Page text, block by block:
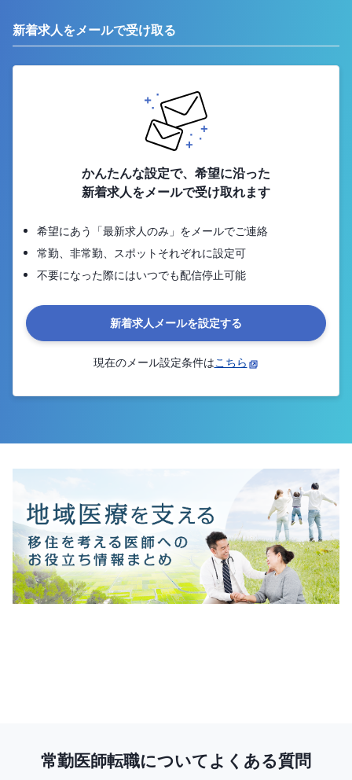
新着求人をメールで受け取る
かんたんな設定で、希望に沿った
新着求人をメールで受け取れます
希望にあう「最新求人のみ」をメールでご連絡
常勤、非常勤、スポットそれぞれに設定可
不要になった際にはいつでも配信停止可能
新着求人メールを設定する
現在のメール設定条件はこちら
常勤医師転職についてよくある質問